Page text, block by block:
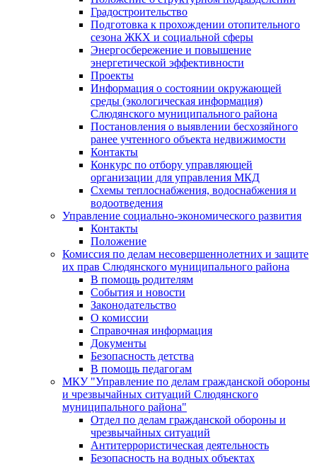
Градостроительство
Подготовка к прохождении отопительного
сезона ЖКХ и социальной сферы
Энергосбережение и повышение
энергетической эффективности
Проекты
Информация о состоянии окружающей
среды (экологическая информация)
Слюдянского муниципального района
Постановления о выявлении бесхозяйного
ранее учтенного объекта недвижимости
Контакты
Конкурс по отбору управляющей
организации для управления МКД
Схемы теплоснабжения, водоснабжения и
водоотведения
Управление социально-экономического развития
Контакты
Положение
Комиссия по делам несовершеннолетних и защите
их прав Слюдянского муниципального района
В помощь родителям
События и новости
Законодательство
О комиссии
Справочная информация
Документы
Безопасность детства
В помощь педагогам
МКУ "Управление по делам гражданской обороны
и чрезвычайных ситуаций Слюдянского
муниципального района"
Отдел по делам гражданской обороны и
чрезвычайных ситуаций
Антитеррористическая деятельность
Безопасность на водных объектах